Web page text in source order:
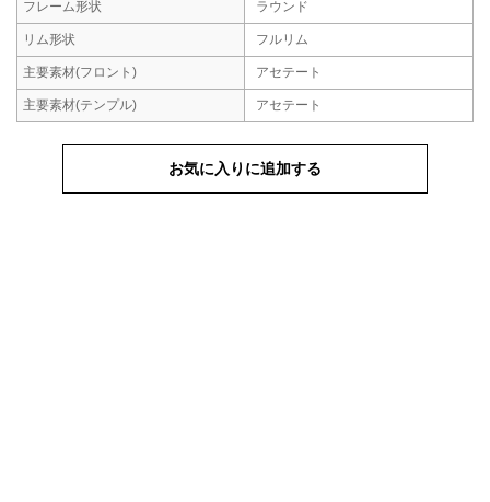
フレーム形状 ラウンド
リム形状 フルリム
主要素材(フロント) アセテート
主要素材(テンプル) アセテート
お気に入りに追加する